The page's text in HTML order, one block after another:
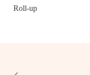
Roll-up